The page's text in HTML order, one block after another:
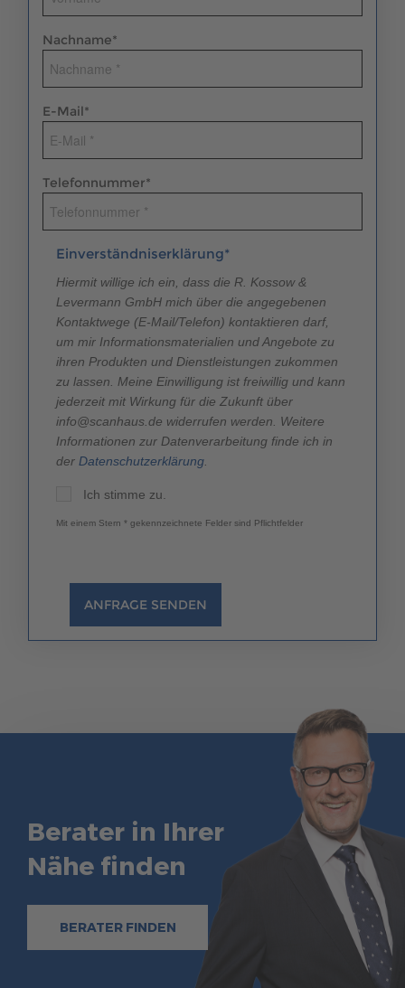
Nachname*
E-Mail*
Telefonnummer*
Einverständniserklärung*
Hiermit willige ich ein, dass die R. Kossow &
Levermann GmbH mich über die angegebenen
Kontaktwege (E-Mail/Telefon) kontaktieren darf,
um mir Informationsmaterialien und Angebote zu
ihren Produkten und Dienstleistungen zukommen
zu lassen. Meine Einwilligung ist freiwillig und kann
jederzeit mit Wirkung für die Zukunft über
info@scanhaus.de widerrufen werden. Weitere
Informationen zur Datenverarbeitung finde ich in
der Datenschutzerklärung
Ich stimme zu.
Mit einem Stern * gekennzeichnete Felder sind Pflichtfelder
ANFRAGE SENDEN
Berater in Ihrer
Nähe finden
BERATER FINDEN